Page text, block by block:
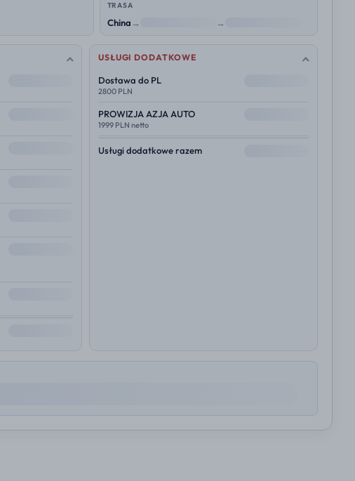
TRASA
China→ →
USŁUGI DODATKOWE
Dostawa do PL
2800 PLN
PROWIZJA AZJA AUTO
1999 PLN netto
Usługi dodatkowe razem